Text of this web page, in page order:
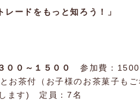
ードをもっと知ろう！」
００～１５００参加費：
お茶付（お子様のお茶菓子も
します) 定員：7名